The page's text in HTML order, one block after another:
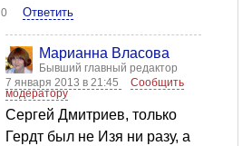
0 Ответить
Марианна Власова
Бывший главный редактор
7 января 2013 в 21:45
Сообщить
модератору
Сергей Дмитриев, только
Гердт был не Изя ни разу, а